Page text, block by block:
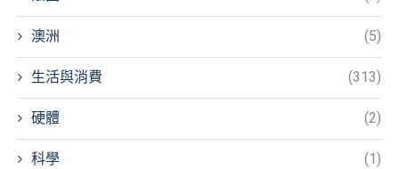
澳洲 (5)
生活與消費 (313)
硬體 (2)
科學 (1)